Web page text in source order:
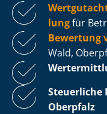
lungfür
Bewertung
Wald,
Oberpfalz